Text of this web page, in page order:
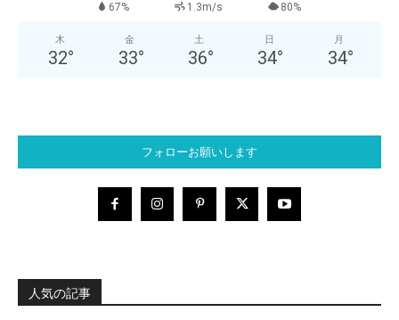
67% 1.3m/s 80%
木
32°
金
33°
土
36°
日
34°
月
34°
フォローお願いします
人気の記事